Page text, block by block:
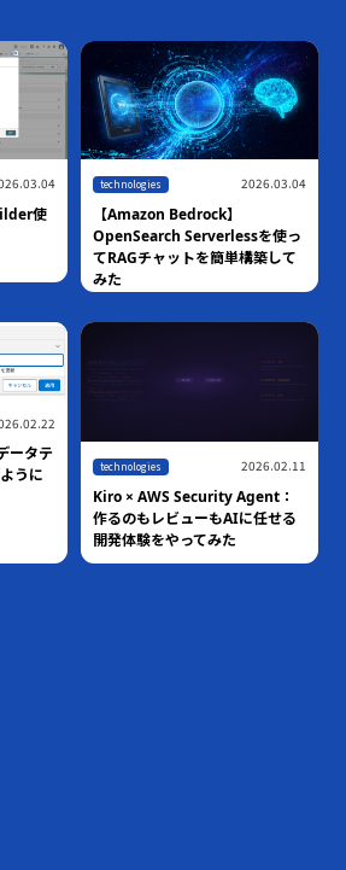
technologies 2026.03.04
【Amazon Bedrock】
OpenSearch Serverlessを使っ
てRAGチャットを簡単構築して
みた
technologies 2026.02.11
Kiro × AWS Security Agent：
作るのもレビューもAIに任せる
開発体験をやってみた
作るマ